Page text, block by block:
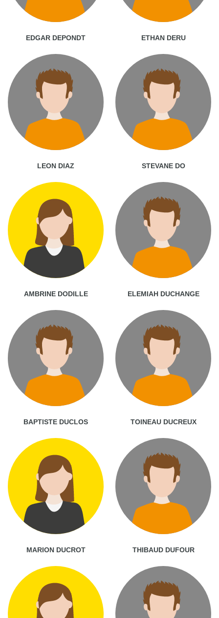
EDGAR DEPONDT ETHAN DERU
LEON DIAZ STEVANE DO
AMBRINE DODILLE ELEMIAH DUCHANGE
BAPTISTE DUCLOS TOINEAU DUCREUX
MARION DUCROT THIBAUD DUFOUR